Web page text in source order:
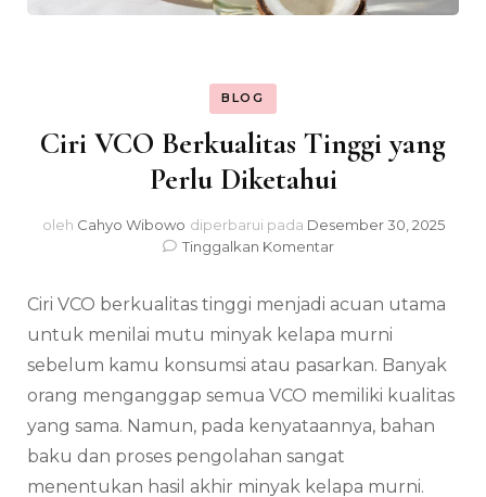
BLOG
Ciri VCO Berkualitas Tinggi yang
Perlu Diketahui
oleh Cahyo Wibowo diperbarui pada Desember 30, 2025
Tinggalkan Komentarpada
Berkualitas
Tinggi
yang
Perlu
Diketahui
Ciri VCO berkualitas tinggi menjadi acuan utama
untuk menilai mutu minyak kelapa murni
sebelum kamu konsumsi atau pasarkan. Banyak
orang menganggap semua VCO memiliki kualitas
yang sama. Namun, pada kenyataannya, bahan
baku dan proses pengolahan sangat
menentukan hasil akhir minyak kelapa murni.